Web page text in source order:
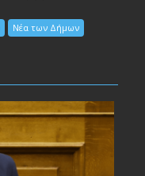
Νέα των Δήμων